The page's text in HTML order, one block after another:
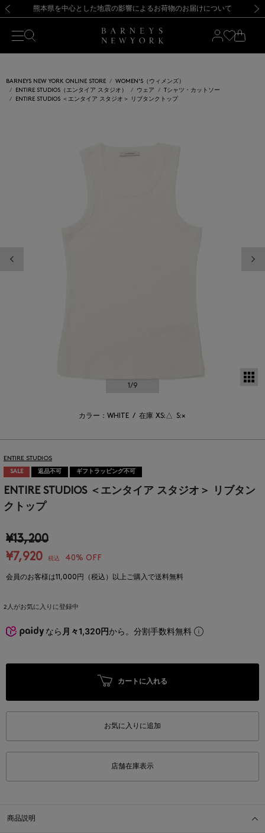
新規登録のお客様も対象！＜MY BARNEYS＞会員のお客様は11,000円（税込）以上のお買上げで常時送料無料！お買い物の際は会員登録を！
【夏季休業に伴う返品・交換承り一時停止のお知らせ】（2026.8.5）
熊本県を中心とした地震の影響によるお荷物のお届けについて
【開催中】SUMMER SALEのご案内・ご注意事項 新規登録のお客様も対象！＜MY BARNEYS＞会員のお客様は11,000円（税込）以上のお買上げで常時送料無料！お買い物の際は会員登録を！
【夏季休業に伴う返品・交換承り一時停止のお知らせ】（2026.8.5）
BARNEYS NEW YORK ONLINE STORE
WOMEN'S（ウィメンズ）
ENTIRE STUDIOS（エンタイア スタジオ）
ウェア
Tシャツ・カットソー
ENTIRE STUDIOS ＜エンタイア スタジオ＞ リブタンクトップ
1/9
カラー：WHITE / 在庫 XS:△ S:×
ENTIRE STUDIOS
SALE 返品不可 ギフトラッピング不可
ENTIRE STUDIOS ＜エンタイア スタジオ＞ リブタン
クトップ
¥13,200
¥7,920
税込 40% OFF
会員のお客様は11,000円（税込）以上ご購入で送料無料
2 人がお気に入りに登録中
なら 月々1,320円から。分割手数料無料
カートに入れる
お気に入りに追加
店舗在庫表示
商品説明